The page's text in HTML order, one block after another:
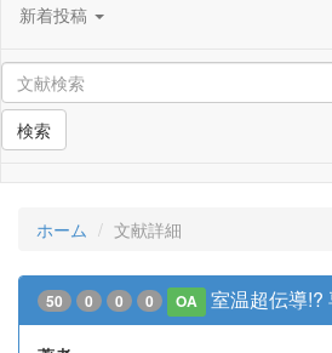
新着投稿
検索
ホーム 文献詳細
50 0 0 0 OA 室温超伝導!?